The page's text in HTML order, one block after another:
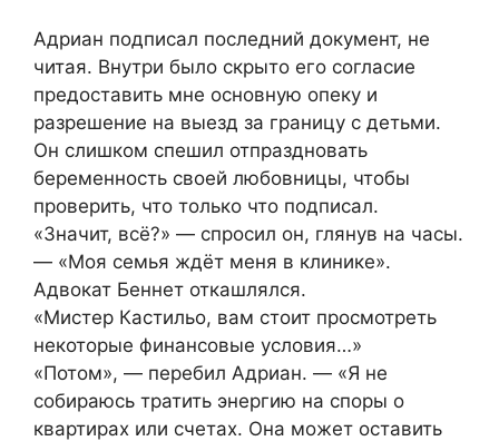
Адриан подписал последний документ, не
читая. Внутри было скрыто его согласие
предоставить мне основную опеку и
разрешение на выезд за границу с детьми.
Он слишком спешил отпраздновать
беременность своей любовницы, чтобы
проверить, что только что подписал.
«Значит, всё?» — спросил он, глянув на часы.
— «Моя семья ждёт меня в клинике».
Адвокат Беннет откашлялся.
«Мистер Кастильо, вам стоит просмотреть
некоторые финансовые условия…»
«Потом», — перебил Адриан. — «Я не
собираюсь тратить энергию на споры о
квартирах или счетах. Она может оставить